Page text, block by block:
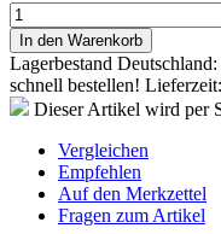
In den Warenkorb
Lagerbestand
schnell bestellen!
Dieser Artikel wird per
Vergleichen
Empfehlen
Auf den Merkzettel
Fragen zum Artikel